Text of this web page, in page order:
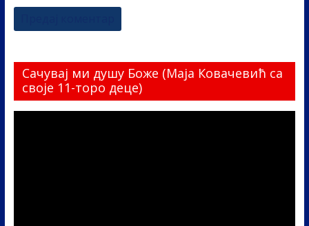
Сачувај ми душу Боже (Маја Ковачевић са
своје 11-торо деце)